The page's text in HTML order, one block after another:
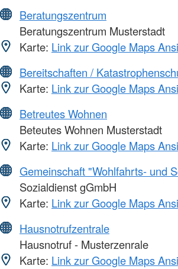
Beratungszentrum
Beratungszentrum Musterstadt
Karte: Link zur Google Maps
Bereitschaften /
Karte: Link zur Google Maps
Betreutes Wohnen
Beteutes Wohnen Musterstadt
Karte: Link zur Google Maps
Gemeinschaft "Wohlfahrts- und
Sozialdienst gGmbH
Karte: Link zur Google Maps
Hausnotrufzentrale
Hausnotruf - Musterzenrale
Karte: Link zur Google Maps